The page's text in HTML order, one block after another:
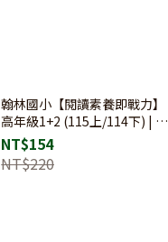
翰林國小【閱讀素養即戰力】
高年級1+2 (115上/114下) | 國
小閱讀素養 / PIRLS題組 / 跨領
域文本 / 素養命題
NT$154
NT$220